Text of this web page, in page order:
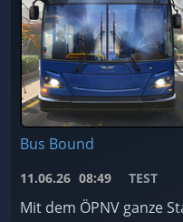
Bus Bound
11.06.26 08:49 TEST
Mit dem ÖPNV ganze